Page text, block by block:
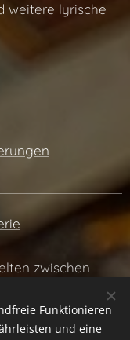
weitere lyrische
zwischen
Funktionieren
und eine